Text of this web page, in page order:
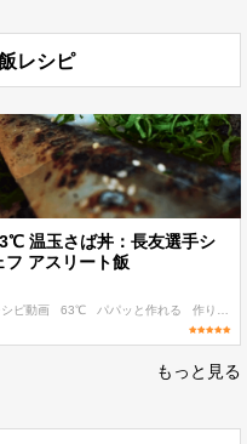
レシピ
温玉さば丼：長友選手シ
フ アスリート飯
シピ動画 63℃ パパッと作れる 作り置き
もっと見る